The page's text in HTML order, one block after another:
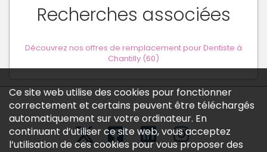
Recherches associées
Découvrez nos offres de remplacement pour Dentiste à
Chantilly (60)
Ce site web utilise des cookies pour fonctionner
correctement et certains peuvent être téléchargés
automatiquement sur votre ordinateur. En
continuant d’utiliser ce site web, vous acceptez
l’utilisation de ces cookies pour vous proposer des